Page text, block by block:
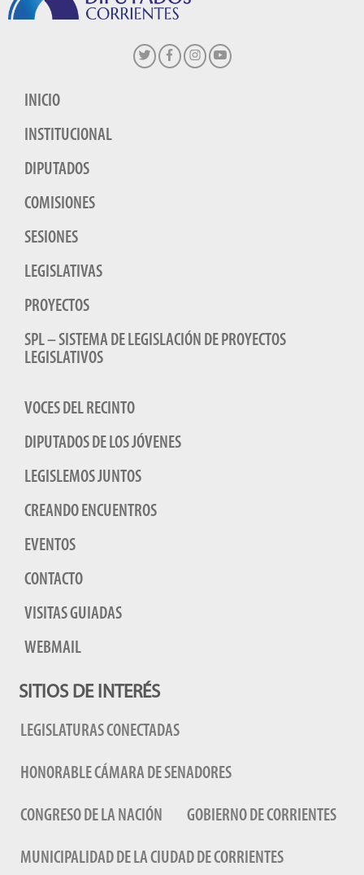
INICIO
INSTITUCIONAL
DIPUTADOS
COMISIONES
SESIONES
LEGISLATIVAS
PROYECTOS
SPL – SISTEMA DE LEGISLACIÓN DE PROYECTOS
LEGISLATIVOS
VOCES DEL RECINTO
DIPUTADOS DE LOS JÓVENES
LEGISLEMOS JUNTOS
CREANDO ENCUENTROS
EVENTOS
CONTACTO
VISITAS GUIADAS
WEBMAIL
SITIOS DE INTERÉS
LEGISLATURAS CONECTADAS
HONORABLE CÁMARA DE SENADORES
CONGRESO DE LA NACIÓN GOBIERNO DE CORRIENTES
MUNICIPALIDAD DE LA CIUDAD DE CORRIENTES